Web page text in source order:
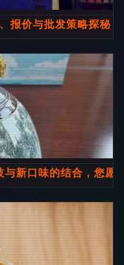
报价与批发策略探秘
新口味的结合，您愿